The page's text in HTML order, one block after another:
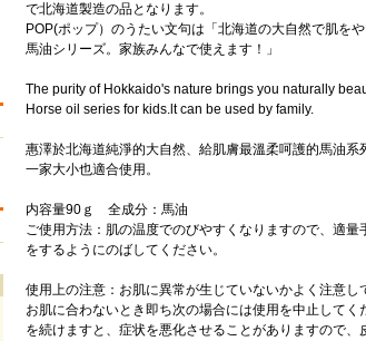
で北海道製造の品となります。
POP(ポップ）のうたい文句は「北海道の大自然で肌を
馬油シリーズ。家族みんなで使えます！」
The purity of Hokkaido's nature brings you naturally
Horse oil series for kids.lt can be used by family.
惠澤於北海道純淨的大自然、給肌膚最溫柔呵護的馬油系
一家大小也適合使用。
内容量90ｇ 全成分：馬油
ご使用方法：肌の温度でのびやすくなりますので、適量
をするようにのばしてください。
使用上の注意：お肌に異常が生じていないかよく注意し
お肌に合わないとき即ち次の場合には使用を中止してく
を続けますと、症状を悪化させることがありますので、